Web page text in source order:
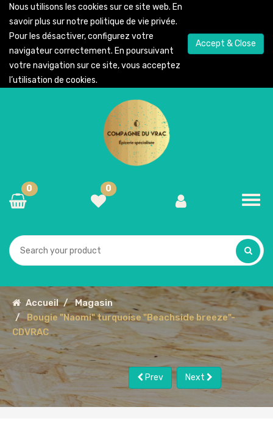
Nous utilisons les cookies sur ce site web. En
savoir plus sur notre politique de vie privée.
Pour les désactiver, configurez votre
navigateur correctement. En poursuivant
votre navigation sur ce site, vous acceptez
l’utilisation de cookies.
Accept & Close
0
0
Accueil
Magasin
Bougie "Naomi" turquoise "Beachside breeze"-
CDVRAC
Prev Next